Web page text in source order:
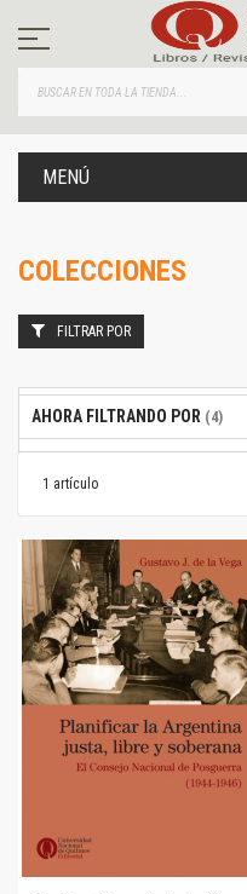
contenido
MENÚ
COLECCIONES
1 artículo
FILTRAR POR
AHORA FILTRANDO POR